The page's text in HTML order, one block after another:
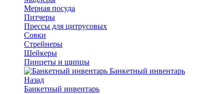
Мерная посуда
Питчеры
Прессы для цитрусовых
Совки
Стрейнеры
Шейкеры
Пинцеты и щипцы
Банкетный инвентарь
Назад
Банкетный инвентарь